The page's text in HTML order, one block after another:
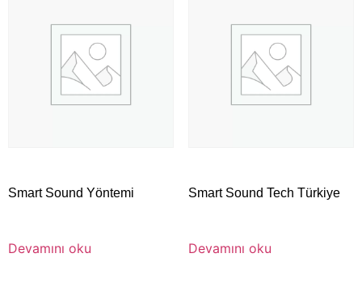
Smart Sound Yöntemi
Devamını oku
Smart Sound Tech Türkiye
Devamını oku